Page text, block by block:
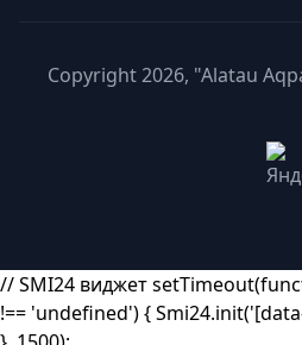
Copyright 2026, "Alatau
// SMI24 виджет
!== 'undefined') {